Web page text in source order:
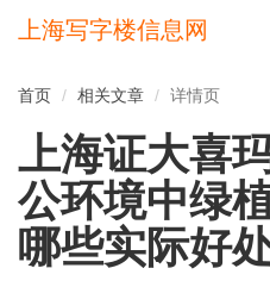
上海写字楼信息网
首页 相关文章 详情页
上海证大喜
公环境中绿
哪些实际好